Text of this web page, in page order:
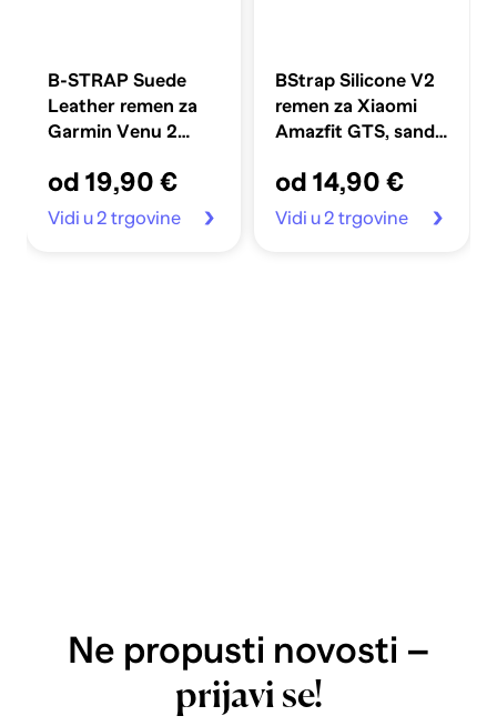
B-STRAP Suede
Leather remen za
Garmin Venu 2
od 19,90 €
Vidi u 2 trgovine
BStrap Silicone V2
remen za Xiaomi
Amazfit GTS, sand
od 14,90 €
Vidi u 2 trgovine
Ne propusti novosti –
prijavi se!